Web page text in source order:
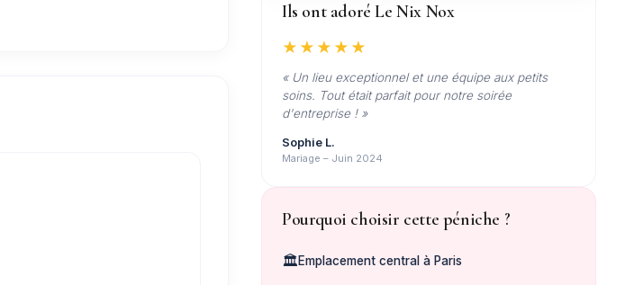
Ils ont adoré Le Nix Nox
★★★★★
« Un lieu exceptionnel et une équipe aux petits
soins. Tout était parfait pour notre soirée
d'entreprise ! »
Sophie L.
Mariage – Juin 2024
Pourquoi choisir cette péniche ?
🏛️Emplacement central à Paris